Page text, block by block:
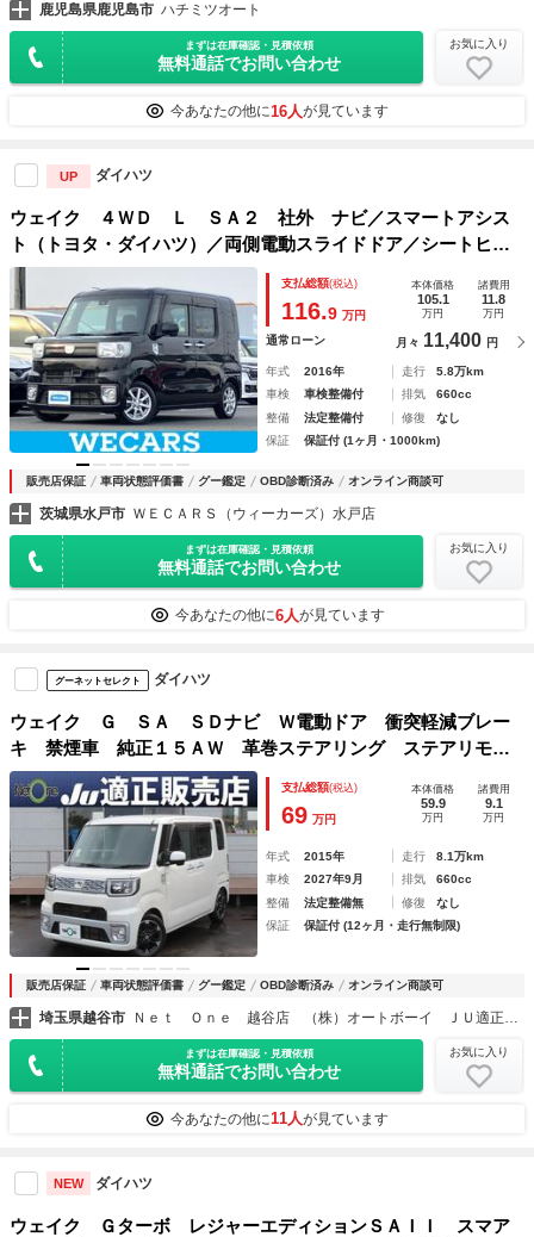
鹿児島県鹿児島市 ハチミツオート
まずは在庫確認・見積依頼
無料通話でお問い合わせ
お気に入り
今あなたの他に16人が見ています
UP ダイハツ
ウェイク ４ＷＤ Ｌ ＳＡ２ 社外 ナビ／スマートアシス
ト（トヨタ・ダイハツ）／両側電動スライドドア／シートヒー
ター 運転席／車線逸脱防止支援システム／ヘッドランプ Ｌ
ＥＤ／Ｂｌｕｅｔｏｏｔｈ接続／ＥＴＣ／ＥＢＤ付ＡＢＳ
支払総額(税込)
116.9 万円
本体価格
105.1
万円
諸費用
11.8
万円
通常ローン 月々 11,400 円
年式 2016年 走行
5.8万km
車検
車検整備付 排気
660cc
整備
法定整備付 修復
なし
保証
保証付 (1ヶ月・1000km)
販売店保証 車両状態評価書 グー鑑定 OBD診断済み オンライン商談可
茨城県水戸市 ＷＥＣＡＲＳ（ウィーカーズ）水戸店
まずは在庫確認・見積依頼
無料通話でお問い合わせ
お気に入り
今あなたの他に6人が見ています
グーネットセレクト ダイハツ
ウェイク Ｇ ＳＡ ＳＤナビ Ｗ電動ドア 衝突軽減ブレー
キ 禁煙車 純正１５ＡＷ 革巻ステアリング ステアリモコ
ン ＥＴＣ 横滑り防止 スマートアシスト フルセグ Ｂｌ
ｕｅｔｏｏｔｈ バックカメラ スマートキー
支払総額(税込)
69 万円
本体価格
59.9
万円
諸費用
9.1
万円
年式 2015年 走行
8.1万km
車検
2027年9月 排気
660cc
整備
法定整備無 修復
なし
保証
保証付 (12ヶ月・走行無制限)
販売店保証 車両状態評価書 グー鑑定 OBD診断済み オンライン商談可
埼玉県越谷市 Ｎｅｔ Ｏｎｅ 越谷店 （株）オートボーイ ＪＵ適正販売店
まずは在庫確認・見積依頼
無料通話でお問い合わせ
お気に入り
今あなたの他に11人が見ています
NEW ダイハツ
ウェイク Ｇターボ レジャーエディションＳＡＩＩ スマア